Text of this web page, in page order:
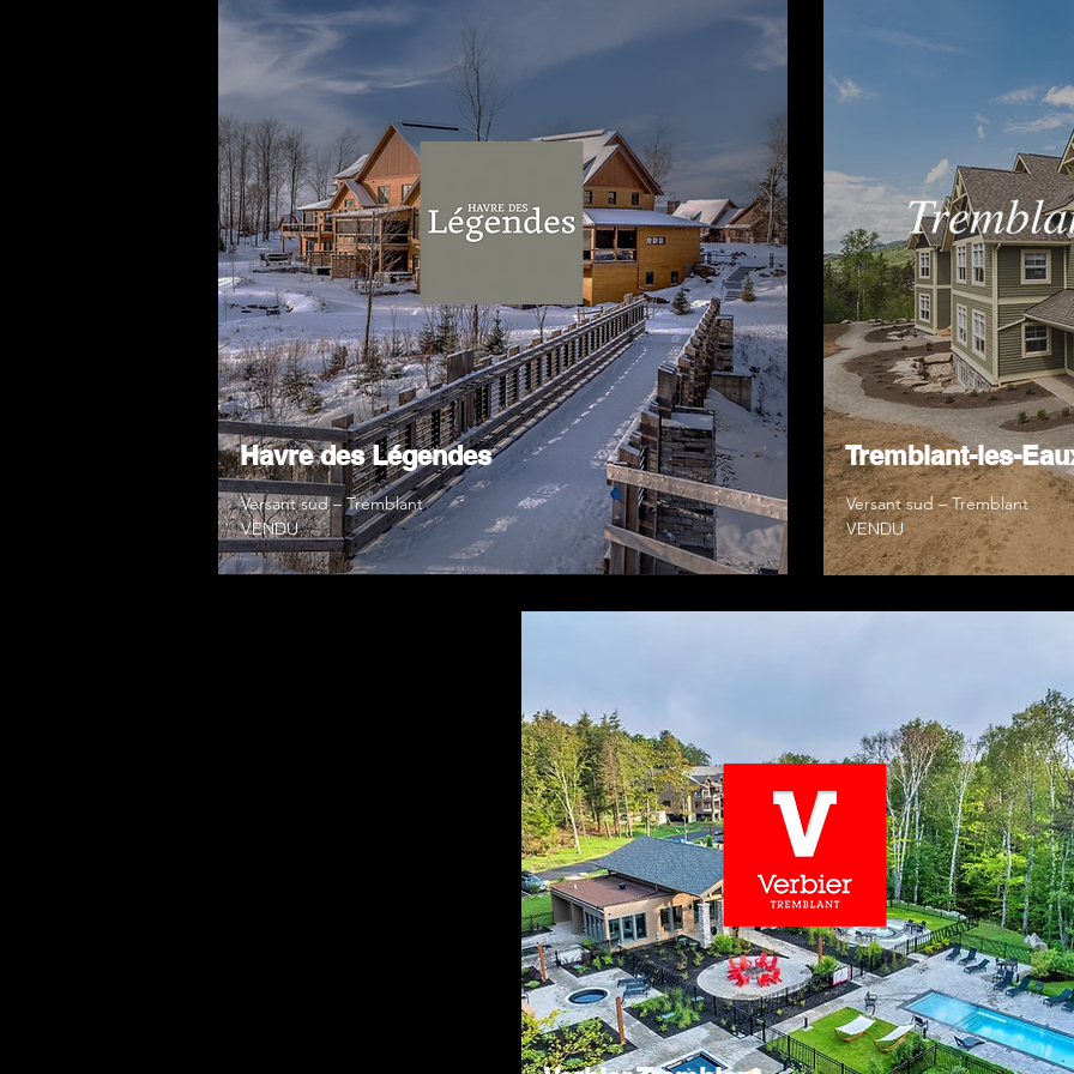
Havre des Légendes
Versant sud – Tremblant
VENDU
Tremblant-les-
Versant sud – Tremblant
VENDU